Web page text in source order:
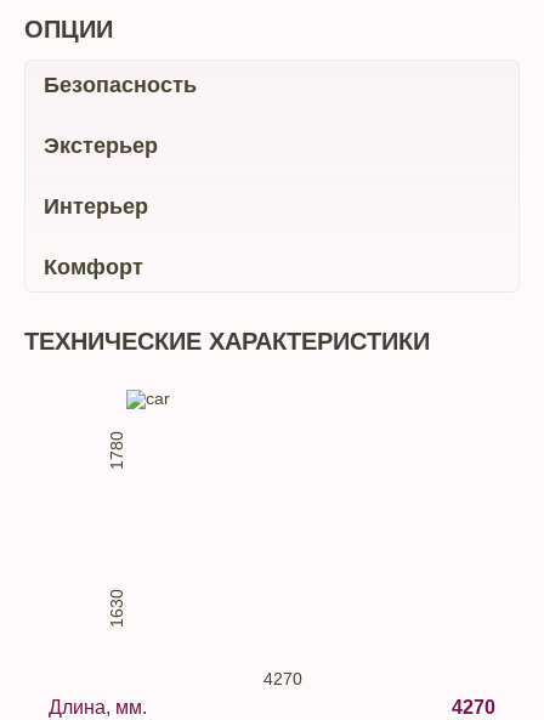
ОПЦИИ
Безопасность
Экстерьер
Интерьер
Комфорт
ТЕХНИЧЕСКИЕ ХАРАКТЕРИСТИКИ
4270
1630
1780
Длина, мм.
4270